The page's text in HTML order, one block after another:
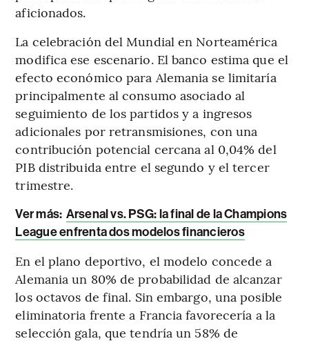
aficionados.
La celebración del Mundial en Norteamérica
modifica ese escenario. El banco estima que el
efecto económico para Alemania se limitaría
principalmente al consumo asociado al
seguimiento de los partidos y a ingresos
adicionales por retransmisiones, con una
contribución potencial cercana al 0,04% del
PIB distribuida entre el segundo y el tercer
trimestre.
Ver más: Arsenal vs. PSG: la final de la Champions
League enfrenta dos modelos financieros
En el plano deportivo, el modelo concede a
Alemania un 80% de probabilidad de alcanzar
los octavos de final. Sin embargo, una posible
eliminatoria frente a Francia favorecería a la
selección gala, que tendría un 58% de